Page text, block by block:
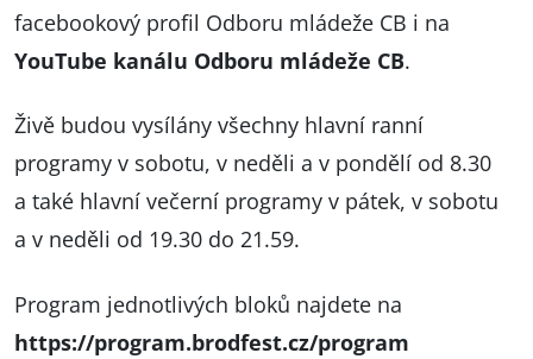
facebookový profil Odboru mládeže CB i na
YouTube kanálu Odboru mládeže CB.
Živě budou vysílány všechny hlavní ranní
programy v sobotu, v neděli a v pondělí od 8.30
a také hlavní večerní programy v pátek, v sobotu
a v neděli od 19.30 do 21.59.
Program jednotlivých bloků najdete na
https://program.brodfest.cz/program